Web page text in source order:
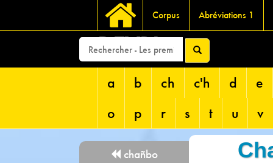
Corpus Abréviations 1
DEVRI
a b ch c'h d
e
o
p r s t u v
chañbo